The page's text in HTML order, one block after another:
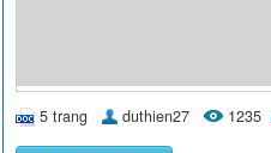
5 trang duthien27 1235